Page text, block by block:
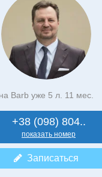
Barb уже 5 л. 11 мес.
+38 (098) 804..
показать номер
Записаться